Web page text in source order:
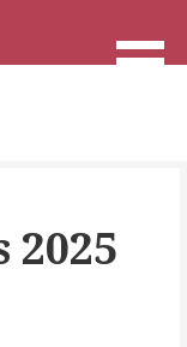
2025